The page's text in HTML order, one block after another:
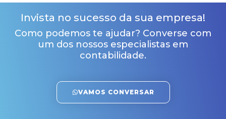
Invista no sucesso da sua empresa!
Como podemos te ajudar? Converse com
um dos nossos especialistas em
contabilidade.
VAMOS CONVERSAR